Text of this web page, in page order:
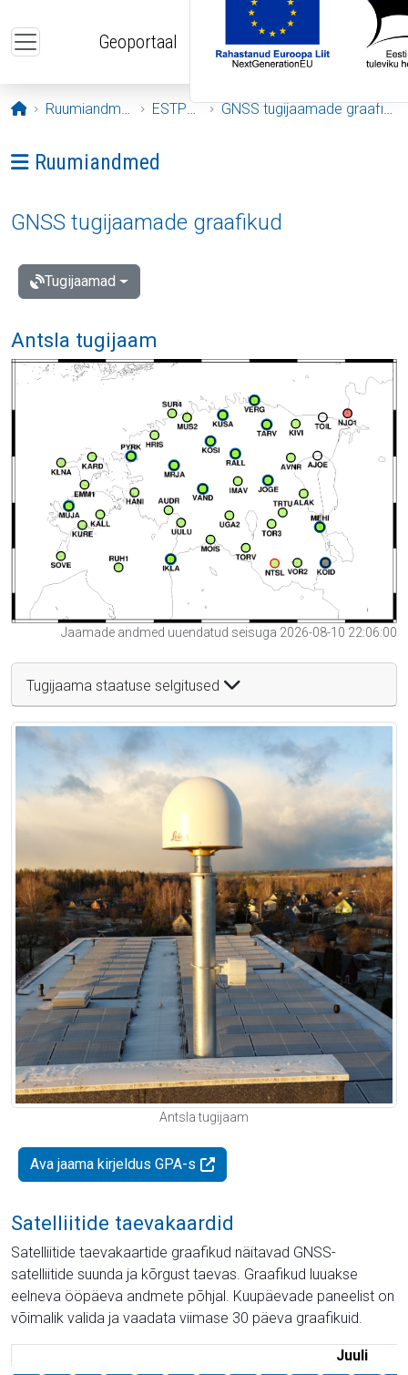
Geoportaal
Avaleht
Ruumiandmed ESTPOS GNSS tugijaamade graafikud
Ava menüü: Ruumiandmed
Ruumiandmed
GNSS tugijaamade graafikud
Tugijaamad
Antsla tugijaam
Jaamade andmed uuendatud seisuga 2026-08-10 22:06:00
Tugijaama staatuse selgitused
Antsla tugijaam
Ava jaama kirjeldus GPA-s
Satelliitide taevakaardid
Satelliitide taevakaartide graafikud näitavad GNSS-
satelliitide suunda ja kõrgust taevas. Graafikud luuakse
eelneva ööpäeva andmete põhjal. Kuupäevade paneelist on
võimalik valida ja vaadata viimase 30 päeva graafikuid.
Juuli